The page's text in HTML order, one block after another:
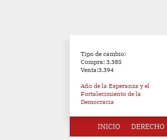
Tipo de cambio:
Compra: 3.385
Venta:3.394
Año de la Esperanza y el
Fortalecimiento de la
Democracia
INICIO DERECHO